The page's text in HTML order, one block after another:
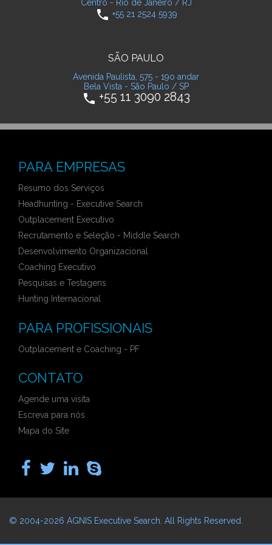
Centro - Rio de Janeiro / RJ
phone +55 21 2524 5939
SÃO PAULO
Avenida Paulista, 575 - 19o andar
Bela Vista - São Paulo / SP
phone +55 11 3090 2843
PARA EMPRESAS
Resumo dos Serviços
Headhunting - Executive Search
Outplacement Executivo
Recrutamento e Seleção - Middle Search
Desenvolvimento Organizacional
Coaching Executivo
Pesquisas e Testagens
Hunting Internacional
PARA PROFISSIONAIS
Outplacement e Coaching - PF
CONTATO
Agende uma visita
Escreva para nós
Mapa do Site
© 2004-2026 AGNIS Executive Search . All Rights Reserved.